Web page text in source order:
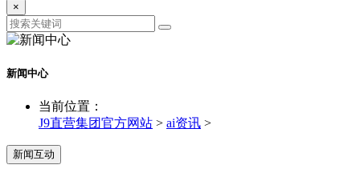
×
新闻中心
当前位置：
J9直营集团官方网站 > ai资讯 >
新闻互动